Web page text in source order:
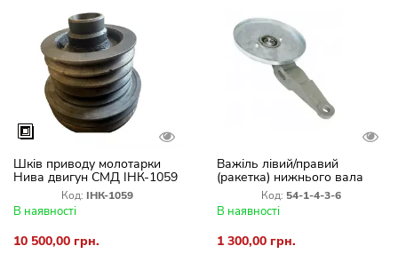
Шків приводу молотарки
Нива двигун СМД ІНК-1059
Код: ІНК-1059
В наявності
10 500,00 грн.
Важіль лівий/правий
(ракетка) нижнього вала
похилої камери
Код: 54-1-4-3-6
В наявності
1 300,00 грн.